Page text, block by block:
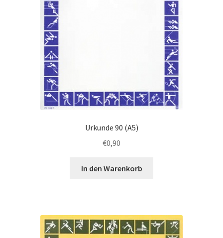
Urkunde 90 (A5)
€0,90
In den Warenkorb